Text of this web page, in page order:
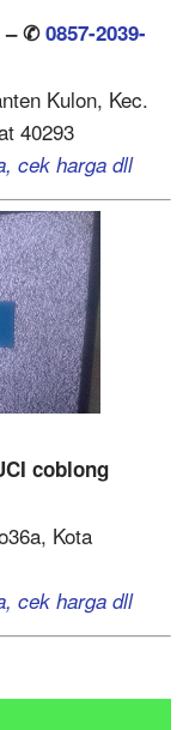
– ✆0857-2039-
Kulon, Kec.
40293
cek harga dll
coblong
Kota
cek harga dll